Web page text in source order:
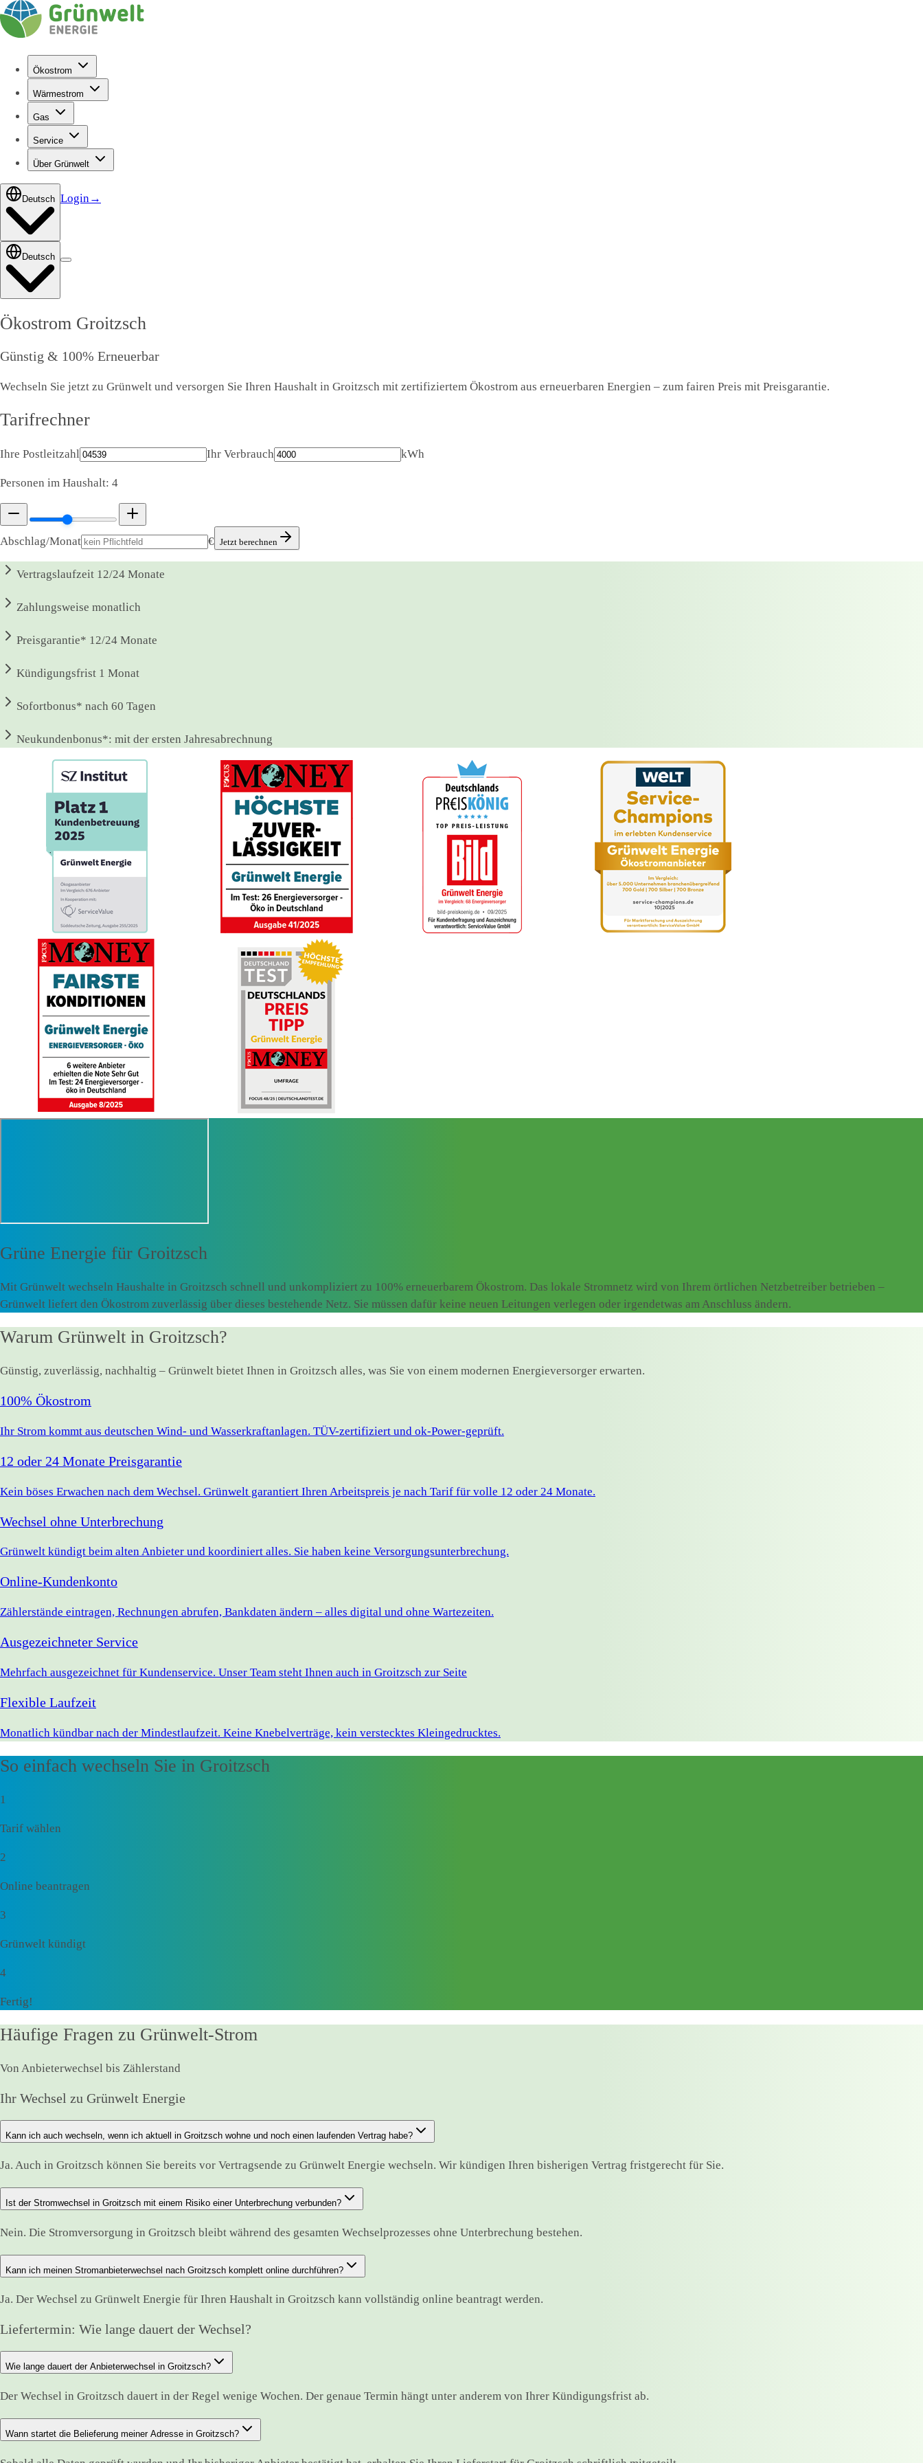
Ökostrom
Wärmestrom
Gas
Service
Über Grünwelt
Deutsch Login→
Deutsch
Ökostrom Groitzsch
Günstig & 100% Erneuerbar
Wechseln Sie jetzt zu Grünwelt und versorgen Sie Ihren Haushalt in Groitzsch mit zertifiziertem Ökostrom aus erneuerbaren Energien – zum fairen Preis mit Preisgarantie.
Tarifrechner
Ihre Postleitzahl Ihr Verbrauch kWh
Personen im Haushalt: 4
Abschlag/Monat € Jetzt berechnen
Vertragslaufzeit 12/24 Monate
Zahlungsweise monatlich
Preisgarantie* 12/24 Monate
Kündigungsfrist 1 Monat
Sofortbonus* nach 60 Tagen
Neukundenbonus*: mit der ersten Jahresabrechnung
Grüne Energie für Groitzsch
Mit Grünwelt wechseln Haushalte in Groitzsch schnell und unkompliziert zu 100% erneuerbarem Ökostrom. Das lokale Stromnetz wird von Ihrem örtlichen Netzbetreiber betrieben –
Grünwelt liefert den Ökostrom zuverlässig über dieses bestehende Netz. Sie müssen dafür keine neuen Leitungen verlegen oder irgendetwas am Anschluss ändern.
Warum Grünwelt in Groitzsch?
Günstig, zuverlässig, nachhaltig – Grünwelt bietet Ihnen in Groitzsch alles, was Sie von einem modernen Energieversorger erwarten.
100% Ökostrom
Ihr Strom kommt aus deutschen Wind- und Wasserkraftanlagen. TÜV-zertifiziert und ok-Power-geprüft.
12 oder 24 Monate Preisgarantie
Kein böses Erwachen nach dem Wechsel. Grünwelt garantiert Ihren Arbeitspreis je nach Tarif für volle 12 oder 24 Monate.
Wechsel ohne Unterbrechung
Grünwelt kündigt beim alten Anbieter und koordiniert alles. Sie haben keine Versorgungsunterbrechung.
Online-Kundenkonto
Zählerstände eintragen, Rechnungen abrufen, Bankdaten ändern – alles digital und ohne Wartezeiten.
Ausgezeichneter Service
Mehrfach ausgezeichnet für Kundenservice. Unser Team steht Ihnen auch in Groitzsch zur Seite
Flexible Laufzeit
Monatlich kündbar nach der Mindestlaufzeit. Keine Knebelverträge, kein verstecktes Kleingedrucktes.
So einfach wechseln Sie in Groitzsch
1
Tarif wählen
2
Online beantragen
3
Grünwelt kündigt
4
Fertig!
Häufige Fragen zu Grünwelt-Strom
Von Anbieterwechsel bis Zählerstand
Ihr Wechsel zu Grünwelt Energie
Kann ich auch wechseln, wenn ich aktuell in Groitzsch wohne und noch einen laufenden Vertrag habe?
Ja. Auch in Groitzsch können Sie bereits vor Vertragsende zu Grünwelt Energie wechseln. Wir kündigen Ihren bisherigen Vertrag fristgerecht für Sie.
Ist der Stromwechsel in Groitzsch mit einem Risiko einer Unterbrechung verbunden?
Nein. Die Stromversorgung in Groitzsch bleibt während des gesamten Wechselprozesses ohne Unterbrechung bestehen.
Kann ich meinen Stromanbieterwechsel nach Groitzsch komplett online durchführen?
Ja. Der Wechsel zu Grünwelt Energie für Ihren Haushalt in Groitzsch kann vollständig online beantragt werden.
Liefertermin: Wie lange dauert der Wechsel?
Wie lange dauert der Anbieterwechsel in Groitzsch?
Der Wechsel in Groitzsch dauert in der Regel wenige Wochen. Der genaue Termin hängt unter anderem von Ihrer Kündigungsfrist ab.
Wann startet die Belieferung meiner Adresse in Groitzsch?